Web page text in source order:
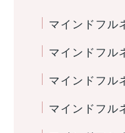
マインドフル
マインドフル
マインドフル
マインドフル